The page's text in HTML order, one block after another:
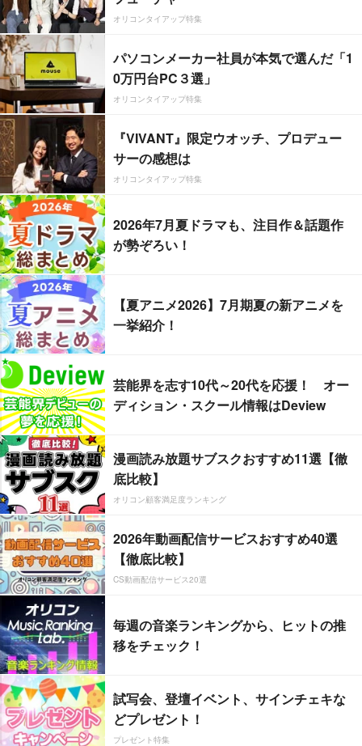
オリコンタイアップ特集
パソコンメーカー社員が本気で選んだ「1
0万円台PC３選」
オリコンタイアップ特集
『VIVANT』限定ウオッチ、プロデュー
サーの感想は
オリコンタイアップ特集
2026年7月夏ドラマも、注目作＆話題作
が勢ぞろい！
【夏アニメ2026】7月期夏の新アニメを
一挙紹介！
芸能界を志す10代～20代を応援！ オー
ディション・スクール情報はDeview
漫画読み放題サブスクおすすめ11選【徹
底比較】
オリコン顧客満足度ランキング
2026年動画配信サービスおすすめ40選
【徹底比較】
CS動画配信サービス20選
毎週の音楽ランキングから、ヒットの推
移をチェック！
試写会、登壇イベント、サインチェキな
どプレゼント！
プレゼント特集